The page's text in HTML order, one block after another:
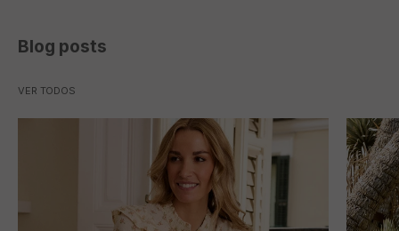
Blog posts
VER TODOS